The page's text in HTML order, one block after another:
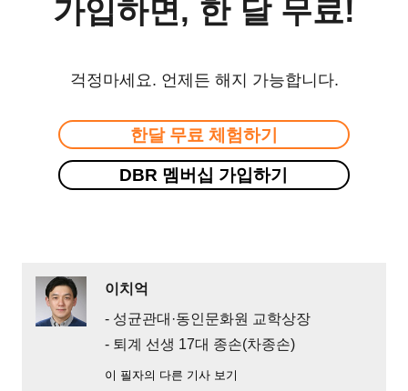
가입하면, 한 달 무료!
걱정마세요. 언제든 해지 가능합니다.
한달 무료 체험하기
DBR 멤버십 가입하기
이치억
- 성균관대·동인문화원 교학상장
- 퇴계 선생 17대 종손(차종손)
이 필자의 다른 기사 보기